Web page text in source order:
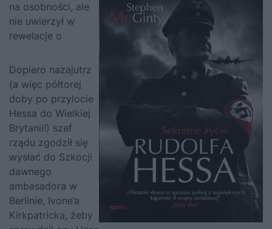
na osobności, ale
nie uwierzył w
rewelacje o
Dopiero nazajutrz
(a więc półtorej
doby po przylocie
Hessa do Wielkiej
Brytanii!) szef
rządu zgodził się
wysłać do Szkocji
dawnego
ambasadora w
Berlinie, Ivone’a
Kirkpatricka, żeby